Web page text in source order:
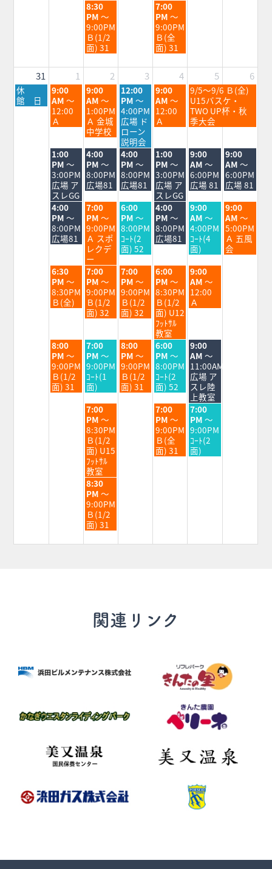
水
曜
日,
8
月
26th
2026
8:30
PM ～
9:00PM
Ｂ(1/2
面) 31
金
曜
日,
8
月
28th
2026
7:00
PM ～
9:00PM
Ｂ(全
面) 31
31 1 2 3 4 5 6
月
曜
日,
休
館 日
火
曜
日,
9
月
2026
9:00
AM ～
12:00
Ａ
水
曜
日,
9
月
2nd
2026
9:00
AM ～
1:00PM
Ａ 金城
中学校
木
曜
日,
9
月
3rd
2026
12:00
PM ～
4:00PM
広場 ド
ローン
説明会
金
曜
日,
9
月
2026
9:00
AM ～
12:00
Ａ
土
曜
日,
9
月
2026
9/5～9/6 Ｂ(全)
U15バスケ・
TWO UP杯・秋
季大会
火
曜
日,
9
月
1st
2026
1:00
PM ～
3:00PM
広場 ア
スレGG
水
曜
日,
9
月
2nd
2026
4:00
PM ～
8:00PM
広場81
木
曜
日,
9
月
3rd
2026
4:00
PM ～
8:00PM
広場81
金
曜
日,
9
月
4th
2026
1:00
PM ～
3:00PM
広場 ア
スレGG
土
曜
日,
9
月
5th
2026
9:00
AM ～
6:00PM
広場 81
日
曜
日,
9
月
6th
2026
9:00
AM ～
6:00PM
広場 81
火
曜
日,
9
月
2026
4:00
PM ～
8:00PM
広場81
水
曜
日,
9
月
2nd
2026
7:00
PM ～
9:00PM
Ａ スポ
レクデ
ー
木
曜
日,
9
月
3rd
2026
6:00
PM ～
8:00PM
ｺｰﾄ(2
面) 52
金
曜
日,
9
月
2026
4:00
PM ～
8:00PM
広場81
土
曜
日,
9
月
5th
2026
9:00
AM ～
4:00PM
ｺｰﾄ(4
面)
日
曜
日,
9
月
6th
9:00
AM ～
5:00PM
Ａ 五風
会
火
曜
日,
9
月
6:30
PM ～
8:30PM
Ｂ(全)
水
曜
日,
9
月
2nd
7:00
PM ～
9:00PM
Ｂ(1/2
面) 32
木
曜
日,
9
月
3rd
7:00
PM ～
9:00PM
Ｂ(1/2
面) 32
金
曜
日,
9
月
4th
2026
6:00
PM ～
8:30PM
Ｂ(1/2
面) U12
ﾌｯﾄｻﾙ
教室
土
曜
日,
9
月
9:00
AM ～
12:00
Ａ
火
曜
日,
9
月
1st
8:00
PM ～
9:00PM
Ｂ(1/2
面) 31
水
曜
日,
9
月
2nd
2026
7:00
PM ～
9:00PM
ｺｰﾄ(1
面)
木
曜
日,
9
月
3rd
8:00
PM ～
9:00PM
Ｂ(1/2
面) 31
金
曜
日,
9
月
4th
2026
6:00
PM ～
8:00PM
ｺｰﾄ(2
面) 52
土
曜
日,
9
月
5th
2026
9:00
AM ～
11:00AM
広場 ア
スレ陸
上教室
水
曜
日,
9
月
2nd
2026
7:00
PM ～
8:30PM
Ｂ(1/2
面) U15
ﾌｯﾄｻﾙ
教室
金
曜
日,
9
月
4th
7:00
PM ～
9:00PM
Ｂ(全
面) 31
土
曜
日,
9
月
5th
7:00
PM ～
9:00PM
ｺｰﾄ(2
面)
水
曜
日,
9
月
2nd
2026
8:30
PM ～
9:00PM
Ｂ(1/2
面) 31
関連リンク